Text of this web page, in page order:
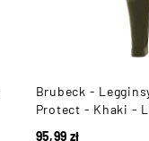
Brubeck -
Protect - Khaki -
95,99 zł